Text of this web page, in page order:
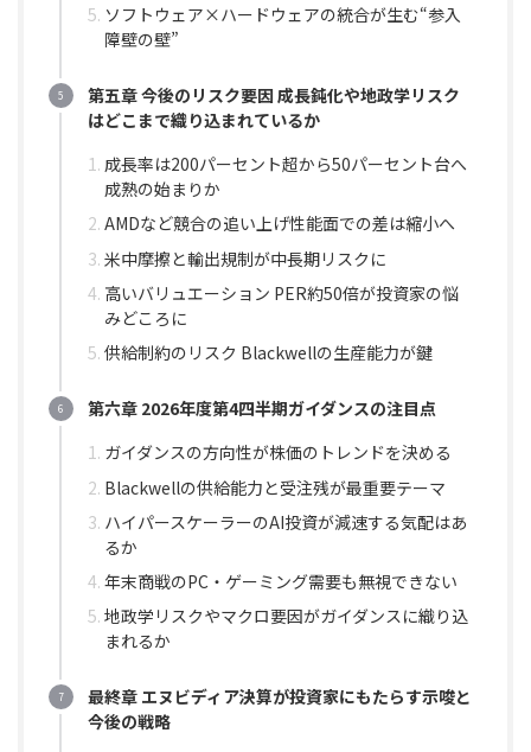
ソフトウェア×ハードウェアの統合が生む“参入
障壁の壁”
第五章 今後のリスク要因 成長鈍化や地政学リスク
はどこまで織り込まれているか
成長率は200パーセント超から50パーセント台へ
成熟の始まりか
AMDなど競合の追い上げ性能面での差は縮小へ
米中摩擦と輸出規制が中長期リスクに
高いバリュエーション PER約50倍が投資家の悩
みどころに
供給制約のリスク Blackwellの生産能力が鍵
第六章 2026年度第4四半期ガイダンスの注目点
ガイダンスの方向性が株価のトレンドを決める
Blackwellの供給能力と受注残が最重要テーマ
ハイパースケーラーのAI投資が減速する気配はあ
るか
年末商戦のPC・ゲーミング需要も無視できない
地政学リスクやマクロ要因がガイダンスに織り込
まれるか
最終章 エヌビディア決算が投資家にもたらす示唆と
今後の戦略